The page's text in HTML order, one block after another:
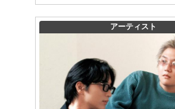
アーティスト